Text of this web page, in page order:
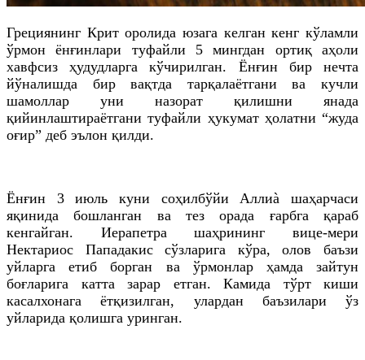
Грециянинг Крит оролида юзага келган кенг кўламли
ўрмон ёнғинлари туфайли 5 мингдан ортиқ аҳоли
хавфсиз ҳудудларга кўчирилган. Ёнғин бир нечта
йўналишда бир вақтда тарқалаётгани ва кучли
шамоллар уни назорат қилишни янада
қийинлаштираётгани туфайли ҳукумат ҳолатни “жуда
оғир” деб эълон қилди.
Ёнғин 3 июль куни соҳилбўйи Аллиà шаҳарчаси
яқинида бошланган ва тез орада ғарбга қараб
кенгайган. Иерапетра шаҳрининг вице-мери
Нектариос Пападакис сўзларига кўра, олов баъзи
уйларга етиб борган ва ўрмонлар ҳамда зайтун
боғларига катта зарар етган. Камида тўрт киши
касалхонага ётқизилган, улардан баъзилари ўз
уйларида қолишга уринган.